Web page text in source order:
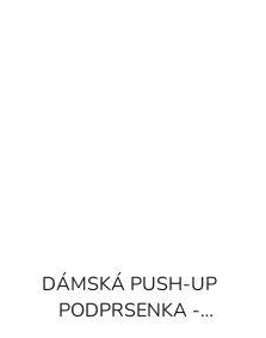
DÁMSKÁ PUSH-UP
PODPRSENKA -